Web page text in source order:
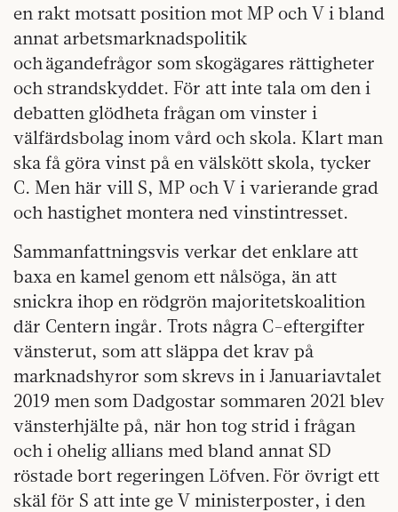
en rakt motsatt position mot MP och V i bland
annat arbetsmarknadspolitik
och ägandefrågor som skogägares rättigheter
och strandskyddet. För att inte tala om den i
debatten glödheta frågan om vinster i
välfärdsbolag inom vård och skola. Klart man
ska få göra vinst på en välskött skola, tycker
C. Men här vill S, MP och V i varierande grad
och hastighet montera ned vinstintresset.
Sammanfattningsvis verkar det enklare att
baxa en kamel genom ett nålsöga, än att
snickra ihop en rödgrön majoritetskoalition
där Centern ingår. Trots några C-eftergifter
vänsterut, som att släppa det krav på
marknadshyror som skrevs in i Januariavtalet
2019 men som Dadgostar sommaren 2021 blev
vänsterhjälte på, när hon tog strid i frågan
och i ohelig allians med bland annat SD
röstade bort regeringen Löfven. För övrigt ett
skäl för S att inte ge V ministerposter, i den